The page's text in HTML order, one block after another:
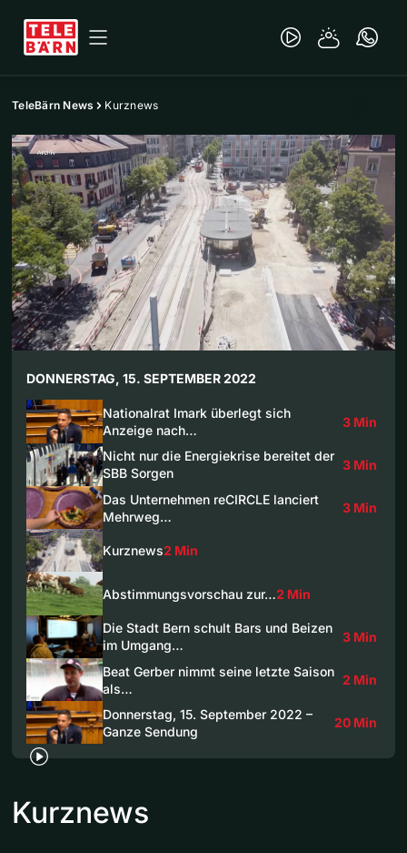
TeleBärn News Kurznews
DONNERSTAG, 15. SEPTEMBER 2022
Nationalrat Imark überlegt sich
Anzeige nach…
3 Min
Nicht nur die Energiekrise bereitet der
SBB Sorgen
3 Min
Das Unternehmen reCIRCLE lanciert
Mehrweg…
3 Min
Kurznews2 Min
Abstimmungsvorschau zur…2 Min
Die Stadt Bern schult Bars und Beizen
im Umgang…
3 Min
Beat Gerber nimmt seine letzte Saison
als…
2 Min
Donnerstag, 15. September 2022 –
Ganze Sendung
20 Min
Kurznews